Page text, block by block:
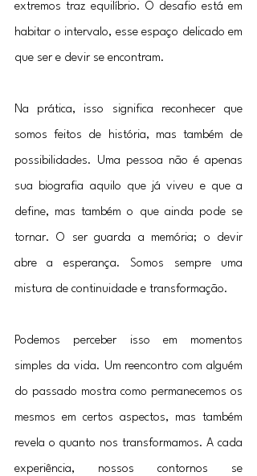
extremos traz equilíbrio. O desafio está em
habitar o intervalo, esse espaço delicado em
que ser e devir se encontram.
Na prática, isso significa reconhecer que
somos feitos de história, mas também de
possibilidades. Uma pessoa não é apenas
sua biografia aquilo que já viveu e que a
define, mas também o que ainda pode se
tornar. O ser guarda a memória; o devir
abre a esperança. Somos sempre uma
mistura de continuidade e transformação.
Podemos perceber isso em momentos
simples da vida. Um reencontro com alguém
do passado mostra como permanecemos os
mesmos em certos aspectos, mas também
revela o quanto nos transformamos. A cada
experiência, nossos contornos se